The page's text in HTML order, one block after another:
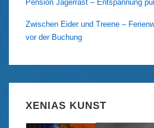
Pension Jägerrast – Entspannung
Zwischen Eider und Treene –
vor der Buchung
XENIAS KUNST